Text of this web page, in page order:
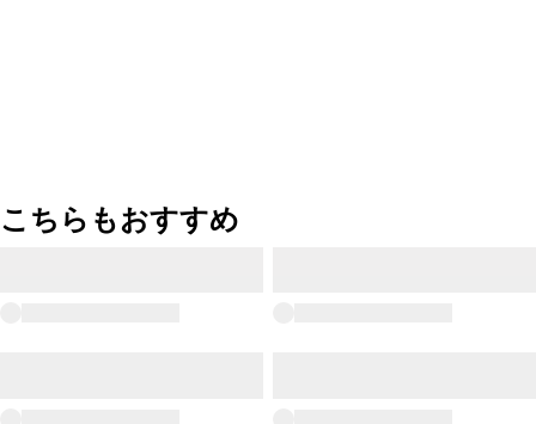
こちらもおすすめ